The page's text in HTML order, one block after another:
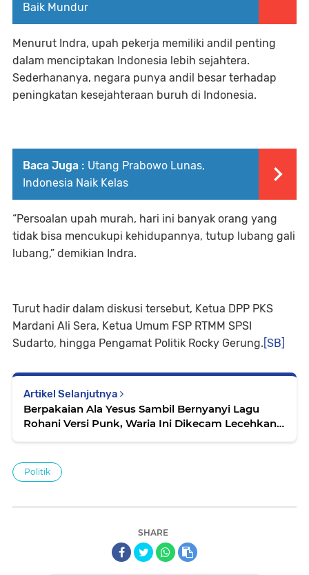
Baik Mundur
Menurut Indra, upah pekerja memiliki andil penting
dalam menciptakan Indonesia lebih sejahtera.
Sederhananya, negara punya andil besar terhadap
peningkatan kesejahteraan buruh di Indonesia.
Baca Juga : Utang Prabowo Lunas,
Indonesia Naik Kelas
“Persoalan upah murah, hari ini banyak orang yang
tidak bisa mencukupi kehidupannya, tutup lubang gali
lubang,” demikian Indra.
Turut hadir dalam diskusi tersebut, Ketua DPP PKS
Mardani Ali Sera, Ketua Umum FSP RTMM SPSI
Sudarto, hingga Pengamat Politik Rocky Gerung. [SB]
Artikel Selanjutnya
Berpakaian Ala Yesus Sambil Bernyanyi Lagu
Rohani Versi Punk, Waria Ini Dikecam Lecehkan
Politik
SHARE